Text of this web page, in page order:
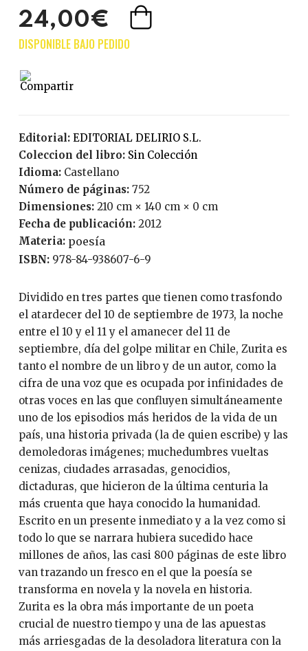
24,00€
Editorial:
EDITORIAL DELIRIO S.L.
Coleccion del libro:
Sin Colección
Idioma:
Castellano
Número de páginas:
752
Dimensiones: 210 cm × 140 cm × 0 cm
Fecha de publicación:
2012
Materia: poesía
ISBN: 978-84-938607-6-9
Dividido en tres partes que tienen como trasfondo
el atardecer del 10 de septiembre de 1973, la noche
entre el 10 y el 11 y el amanecer del 11 de
septiembre, día del golpe militar en Chile, Zurita es
tanto el nombre de un libro y de un autor, como la
cifra de una voz que es ocupada por infinidades de
otras voces en las que confluyen simultáneamente
uno de los episodios más heridos de la vida de un
país, una historia privada (la de quien escribe) y las
demoledoras imágenes; muchedumbres vueltas
cenizas, ciudades arrasadas, genocidios,
dictaduras, que hicieron de la última centuria la
más cruenta que haya conocido la humanidad.
Escrito en un presente inmediato y a la vez como si
todo lo que se narrara hubiera sucedido hace
millones de años, las casi 800 páginas de este libro
van trazando un fresco en el que la poesía se
transforma en novela y la novela en historia.
Zurita es la obra más importante de un poeta
crucial de nuestro tiempo y una de las apuestas
más arriesgadas de la desoladora literatura con la